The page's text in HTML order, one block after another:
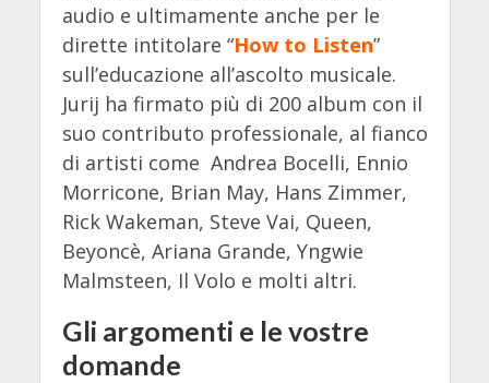
audio e ultimamente anche per le
dirette intitolare “How to Listen”
sull’educazione all’ascolto musicale.
Jurij ha firmato più di 200 album con il
suo contributo professionale, al fianco
di artisti come Andrea Bocelli, Ennio
Morricone, Brian May, Hans Zimmer,
Rick Wakeman, Steve Vai, Queen,
Beyoncè, Ariana Grande, Yngwie
Malmsteen, Il Volo e molti altri.
Gli argomenti e le vostre
domande